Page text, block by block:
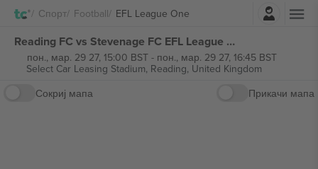
Спорт Football EFL League OneНајави се
Reading FC vs Stevenage FC EFL League One билети
пон., мар. 29 27, 15:00 BST- пон., мар. 29 27, 16:45 BST
Select Car Leasing Stadium, Reading, United Kingdom
Сокриј мапа
Прикачи мапа